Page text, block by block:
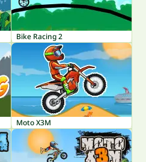
Bike Racing 2
Moto X3M